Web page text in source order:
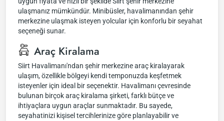
ulaşmanız mümkündür. Minibüsler, havalimanından şehir
merkezine ulaşmak isteyen yolcular için konforlu bir seyahat
seçeneği sunar.
Araç Kiralama
Siirt Havalimanı'ndan şehir merkezine araç kiralayarak
ulaşım, özellikle bölgeyi kendi temponuzda keşfetmek
isteyenler için ideal bir seçenektir. Havalimanı çevresinde
bulunan birçok araç kiralama şirketi, farklı bütçe ve
ihtiyaçlara uygun araçlar sunmaktadır. Bu sayede,
seyahatinizi kişisel tercihlerinize göre planlayabilir ve